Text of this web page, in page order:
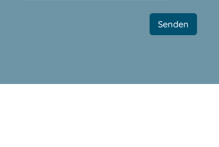
Senden